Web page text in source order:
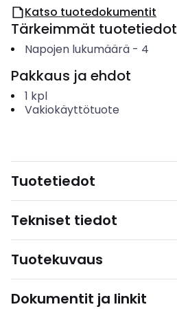
Katso tuotedokumentit
Tärkeimmät tuotetiedot
Napojen lukumäärä- 4
Pakkaus ja ehdot
1 kpl
Vakiokäyttötuote
Tuotetiedot
Tekniset tiedot
Tuotekuvaus
Dokumentit ja linkit